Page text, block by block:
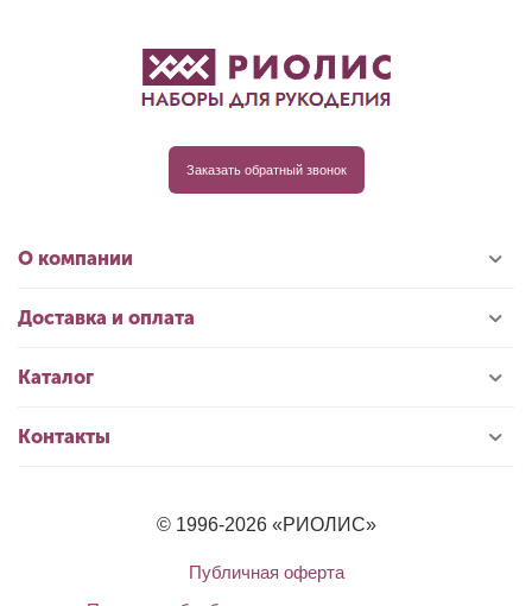
Заказать обратный звонок
О компании
Доставка и оплата
Каталог
Контакты
© 1996-2026 «РИОЛИС»
Публичная оферта